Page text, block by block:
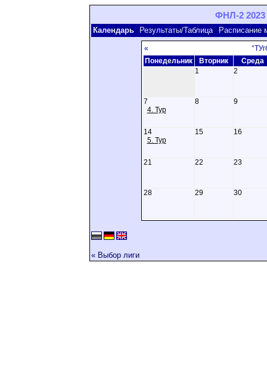
ФНЛ-2 2023
Календарь Результаты/Таблица Расписание
«
Понедельник
Вторник
Среда
1
2
7
4. Тур
8 9
14
5. Тур
15 16
21 22 23
28 29 30
« Выбор лиги